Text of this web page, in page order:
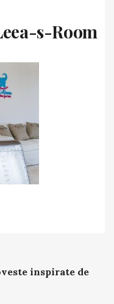
s-Room
inspirate de